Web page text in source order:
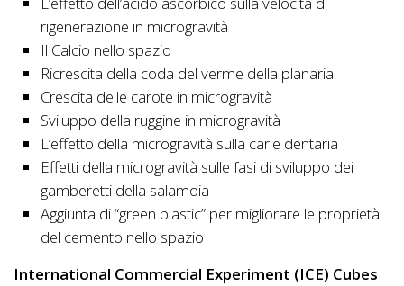
rigenerazione in microgravità
Il Calcio nello spazio
Ricrescita della coda del verme della planaria
Crescita delle carote in microgravità
Sviluppo della ruggine in microgravità
L’effetto della microgravità sulla carie dentaria
Effetti della microgravità sulle fasi di sviluppo dei
gamberetti della salamoia
Aggiunta di “green plastic” per migliorare le proprietà
del cemento nello spazio
International Commercial Experiment (ICE) Cubes